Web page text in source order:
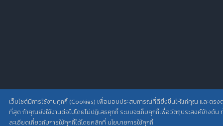
เว็บไซต์มีการใช้งานคุกกี้ (Cookies) เพื่อมอบประสบการณ์ที่ดียิ่งขึ้นให้แก่คุณ และตร
ที่สุด ถ้าคุณยังใช้งานต่อไปโดยไม่ปฏิเสธคุกกี้ ระบบจะเก็บคุกกี้เพื่อวัตถุประสงค์ข้างต้
ละเอียดเกี่ยวกับการใช้คุกกี้ได้โดยคลิกที่ นโยบายการใช้คุกกี้